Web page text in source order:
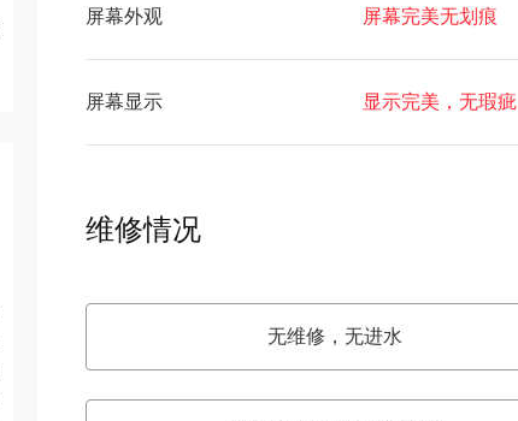
屏幕外观 屏幕完美无划痕
屏幕显示 显示完美，无瑕疵
维修情况
无维修，无进水